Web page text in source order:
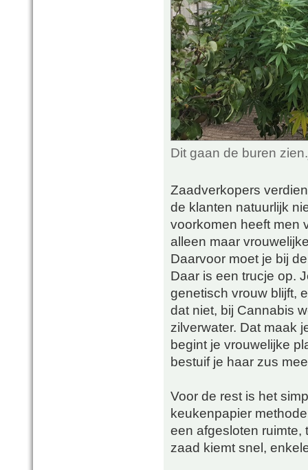
Dit gaan de buren
Zaadverkopers
de klanten natuurlijk
voorkomen heeft men
alleen maar
Daarvoor moet je bij
Daar is een trucje op.
genetisch vrouw blijft,
dat niet, bij Cannabis
zilverwater. Dat maak
begint je vrouwelijke
bestuif je haar zus
Voor de rest is het
keukenpapier
een afgesloten
zaad kiemt snel,